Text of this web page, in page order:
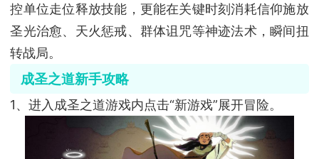
控单位走位释放技能，更能在关键时刻消耗信仰施放
圣光治愈、天火惩戒、群体诅咒等神迹法术，瞬间扭
转战局。
成圣之道新手攻略
1、进入成圣之道游戏内点击“新游戏”展开冒险。